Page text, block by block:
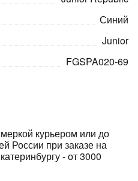
курьером или до
России при заказе на
- от 3000
Синий
Junior
FGSPA020-69